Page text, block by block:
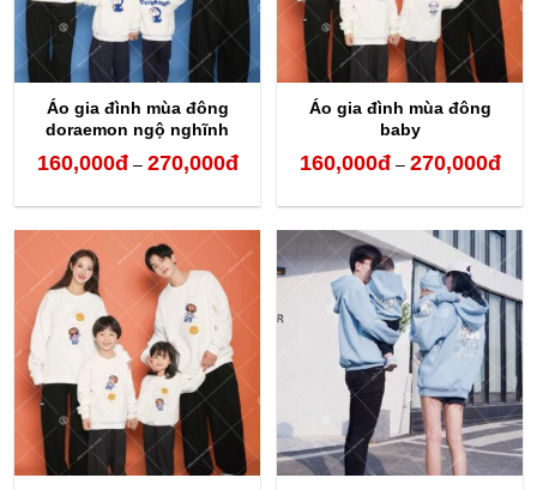
Áo gia đình mùa đông
doraemon ngộ nghĩnh
160,000đ – 270,000đKhoảng
từ
160,000đ
Áo gia đình mùa đông
baby
160,000đ – 270,000đ
từ
đến